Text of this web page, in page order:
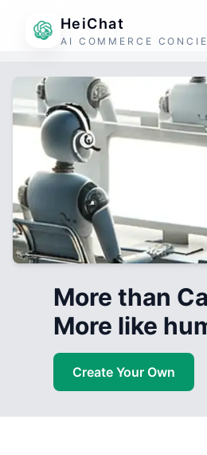
HeiChat
AI COMMERCE
More than
More like
Create Your Own